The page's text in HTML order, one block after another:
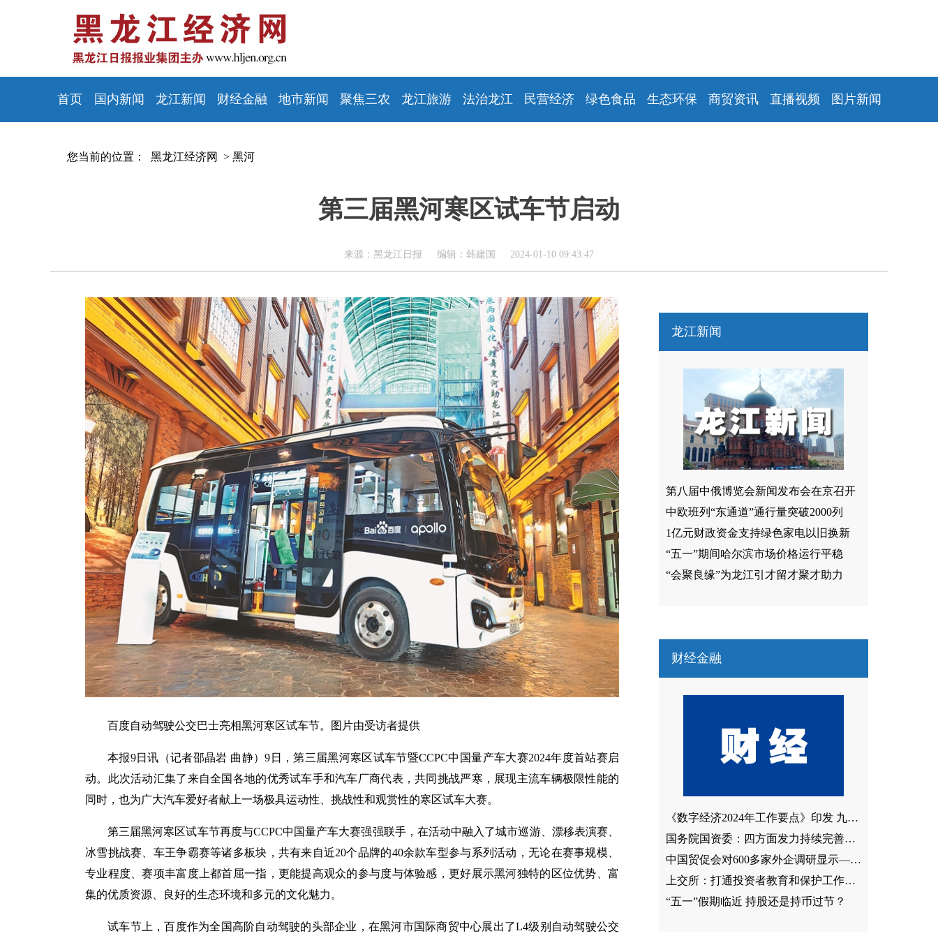
首页 国内新闻 龙江新闻 财经金融 地市新闻 聚焦三农 龙江旅游 法治龙江 民营经济 绿色食品 生态环保 商贸资讯 直播视频 图片新闻
您当前的位置： 黑龙江经济网 > 黑河
第三届黑河寒区试车节启动
来源：黑龙江日报 编辑：韩建国 2024-01-10 09:43:47
百度自动驾驶公交巴士亮相黑河寒区试车节。图片由受访者提供
本报9日讯（记者邵晶岩 曲静）9日，第三届黑河寒区试车节暨CCPC中国量产车大赛2024年度首站赛启
动。此次活动汇集了来自全国各地的优秀试车手和汽车厂商代表，共同挑战严寒，展现主流车辆极限性能的
同时，也为广大汽车爱好者献上一场极具运动性、挑战性和观赏性的寒区试车大赛。
第三届黑河寒区试车节再度与CCPC中国量产车大赛强强联手，在活动中融入了城市巡游、漂移表演赛、
冰雪挑战赛、车王争霸赛等诸多板块，共有来自近20个品牌的40余款车型参与系列活动，无论在赛事规模、
专业程度、赛项丰富度上都首屈一指，更能提高观众的参与度与体验感，更好展示黑河独特的区位优势、富
集的优质资源、良好的生态环境和多元的文化魅力。
试车节上，百度作为全国高阶自动驾驶的头部企业，在黑河市国际商贸中心展出了L4级别自动驾驶公交